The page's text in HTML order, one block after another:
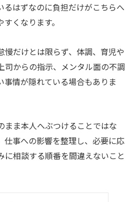
るはずなのに負担だけがこちらへ
くなります。
慢だけとは限らず、体調、育児や
司からの指示、メンタル面の不調
事情が隠れている場合もありま
まま本人へぶつけることではな
仕事への影響を整理し、必要に応
に相談する順番を間違えないこと